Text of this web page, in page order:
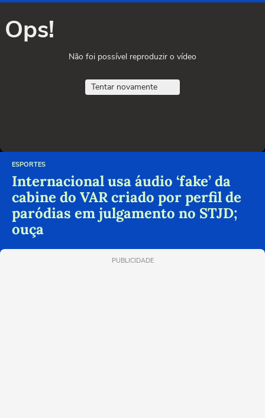
Ops!
Não foi possível reproduzir o vídeo
Tentar novamente
ESPORTES
Internacional usa áudio ‘fake’ da
cabine do VAR criado por perfil de
paródias em julgamento no STJD;
ouça
PUBLICIDADE